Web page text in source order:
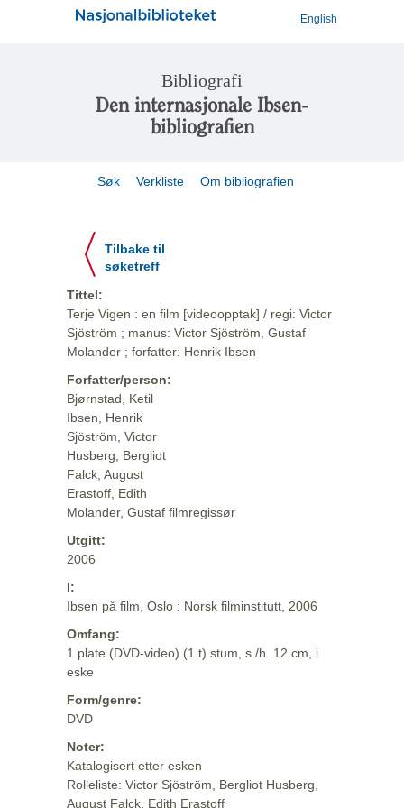
English
Bibliografi
Den internasjonale Ibsen-
bibliografien
Søk Verkliste Om bibliografien
Tilbake til
søketreff
Tittel:
Terje Vigen : en film [videoopptak] / regi: Victor
Sjöström ; manus: Victor Sjöström, Gustaf
Molander ; forfatter: Henrik Ibsen
Forfatter/person:
Bjørnstad, Ketil
Ibsen, Henrik
Sjöström, Victor
Husberg, Bergliot
Falck, August
Erastoff, Edith
Molander, Gustaf filmregissør
Utgitt:
2006
I:
Ibsen på film, Oslo : Norsk filminstitutt, 2006
Omfang:
1 plate (DVD-video) (1 t) stum, s./h. 12 cm, i
eske
Form/genre:
DVD
Noter:
Katalogisert etter esken
Rolleliste: Victor Sjöström, Bergliot Husberg,
August Falck, Edith Erastoff